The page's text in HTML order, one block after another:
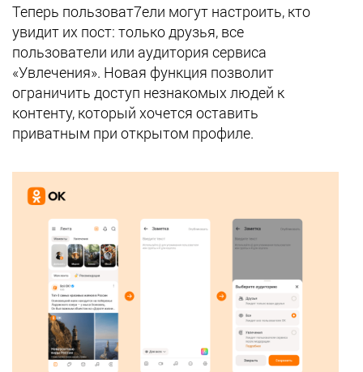
Теперь пользоват7ели могут настроить, кто
увидит их пост: только друзья, все
пользователи или аудитория сервиса
«Увлечения». Новая функция позволит
ограничить доступ незнакомых людей к
контенту, который хочется оставить
приватным при открытом профиле.